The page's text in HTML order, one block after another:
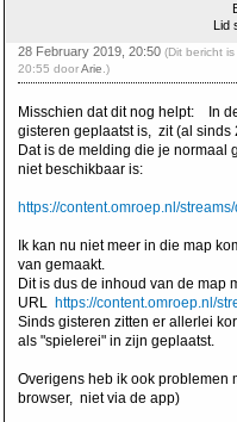
Lid
28 February 2019, 20:50 (Dit bericht
20:55 doorArie .)
Misschien dat dit nog helpt: In
gisteren geplaatst is, zit (al
Dat is de melding die je normaal
niet beschikbaar is:
https://content.omroep.nl/
Ik kan nu niet meer in die map
van gemaakt.
Dit is dus de inhoud van de map
URL https://content.omroep.nl/
Sinds gisteren zitten er allerlei
als "spielerei" in zijn geplaatst.
Overigens heb ik ook problemen
browser, niet via de app)